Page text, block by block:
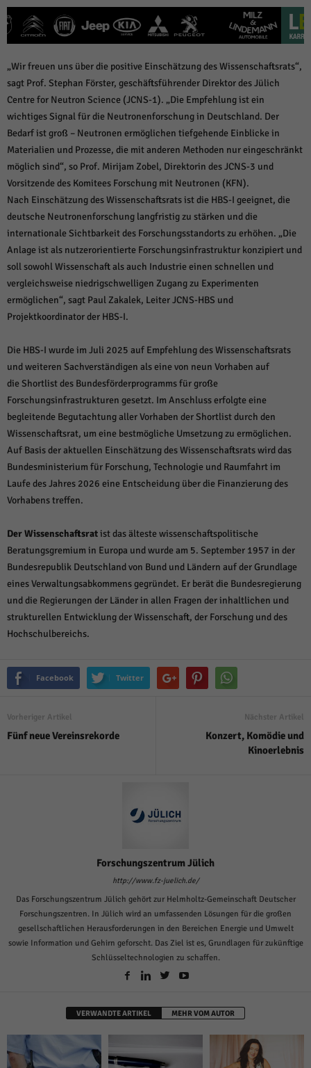
„Wir freuen uns über die positive Einschätzung des Wissenschaftsrats“,
sagt Prof. Stephan Förster, geschäftsführender Direktor des Jülich
Centre for Neutron Science (JCNS-1). „Die Empfehlung ist ein
wichtiges Signal für die Neutronenforschung in Deutschland. Der
Bedarf ist groß – Neutronen ermöglichen tiefgehende Einblicke in
Materialien und Prozesse, die mit anderen Methoden nur eingeschränkt
möglich sind“, so Prof. Mirijam Zobel, Direktorin des JCNS-3 und
Vorsitzende des Komitees Forschung mit Neutronen (KFN).
Nach Einschätzung des Wissenschaftsrats ist die HBS-I geeignet, die
deutsche Neutronenforschung langfristig zu stärken und die
internationale Sichtbarkeit des Forschungsstandorts zu erhöhen. „Die
Anlage ist als nutzerorientierte Forschungsinfrastruktur konzipiert und
soll sowohl Wissenschaft als auch Industrie einen schnellen und
vergleichsweise niedrigschwelligen Zugang zu Experimenten
ermöglichen“, sagt Paul Zakalek, Leiter JCNS-HBS und
Projektkoordinator der HBS-I.
Die HBS-I wurde im Juli 2025 auf Empfehlung des Wissenschaftsrats
und weiteren Sachverständigen als eine von neun Vorhaben auf
die Shortlist des Bundesförderprogramms für große
Forschungsinfrastrukturen gesetzt. Im Anschluss erfolgte eine
begleitende Begutachtung aller Vorhaben der Shortlist durch den
Wissenschaftsrat, um eine bestmögliche Umsetzung zu ermöglichen.
Auf Basis der aktuellen Einschätzung des Wissenschaftsrats wird das
Bundesministerium für Forschung, Technologie und Raumfahrt im
Laufe des Jahres 2026 eine Entscheidung über die Finanzierung des
Vorhabens treffen.
Der Wissenschaftsratist das älteste wissenschaftspolitische
Beratungsgremium in Europa und wurde am 5. September 1957 in der
Bundesrepublik Deutschland von Bund und Ländern auf der Grundlage
eines Verwaltungsabkommens gegründet. Er berät die Bundesregierung
und die Regierungen der Länder in allen Fragen der inhaltlichen und
strukturellen Entwicklung der Wissenschaft, der Forschung und des
Hochschulbereichs.
Facebook Twitter
Vorheriger Artikel
Fünf neue Vereinsrekorde
Nächster Artikel
Konzert, Komödie und
Kinoerlebnis
Forschungszentrum Jülich
http://www.fz-juelich.de/
Das Forschungszentrum Jülich gehört zur Helmholtz-Gemeinschaft Deutscher
Forschungszentren. In Jülich wird an umfassenden Lösungen für die großen
gesellschaftlichen Herausforderungen in den Bereichen Energie und Umwelt
sowie Information und Gehirn geforscht. Das Ziel ist es, Grundlagen für zukünftige
Schlüsseltechnologien zu schaffen.
VERWANDTE ARTIKEL MEHR VOM AUTOR